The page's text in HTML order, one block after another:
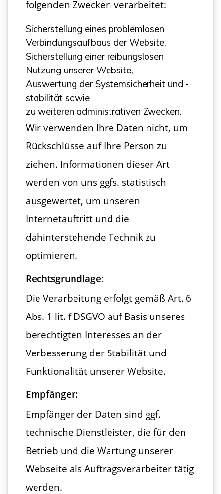
folgenden Zwecken verarbeitet:
Sicherstellung eines problemlosen
Verbindungsaufbaus der Website,
Sicherstellung einer reibungslosen
Nutzung unserer Website,
Auswertung der Systemsicherheit und -
stabilität sowie
zu weiteren administrativen Zwecken.
Wir verwenden Ihre Daten nicht, um
Rückschlüsse auf Ihre Person zu
ziehen. Informationen dieser Art
werden von uns ggfs. statistisch
ausgewertet, um unseren
Internetauftritt und die
dahinterstehende Technik zu
optimieren.
Rechtsgrundlage:
Die Verarbeitung erfolgt gemäß Art. 6
Abs. 1 lit. f DSGVO auf Basis unseres
berechtigten Interesses an der
Verbesserung der Stabilität und
Funktionalität unserer Website.
Empfänger:
Empfänger der Daten sind ggf.
technische Dienstleister, die für den
Betrieb und die Wartung unserer
Webseite als Auftragsverarbeiter tätig
werden.